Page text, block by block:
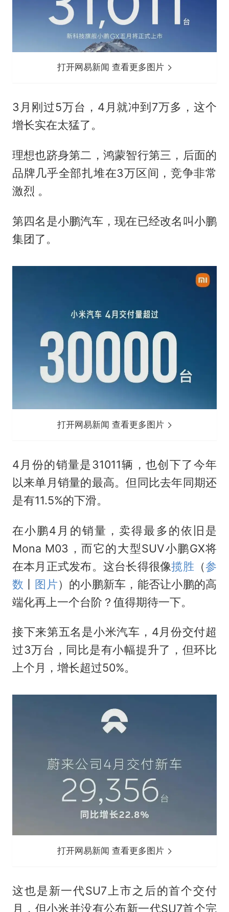
打开网易新闻 查看更多图片
3月刚过5万台，4月就冲到7万多，这个
增长实在太猛了。
理想也跻身第二，鸿蒙智行第三，后面的
品牌几乎全部扎堆在3万区间，竞争非常
激烈 。
第四名是小鹏汽车，现在已经改名叫小鹏
集团了。
打开网易新闻 查看更多图片
4月份的销量是31011辆，也创下了今年
以来单月销量的最高。但同比去年同期还
是有11.5%的下滑。
在小鹏4月的销量，卖得最多的依旧是
Mona M03，而它的大型SUV小鹏GX将
在本月正式发布。这台长得很像揽胜 （参
数
图片）的小鹏新车，能否让小鹏的高
端化再上一个台阶？值得期待一下。
接下来第五名是小米汽车，4月份交付超
过3万台，同比是有小幅提升了，但环比
上个月，增长超过50%。
打开网易新闻 查看更多图片
这也是新一代SU7上市之后的首个交付
月，但小米并没有公布新一代SU7首个完